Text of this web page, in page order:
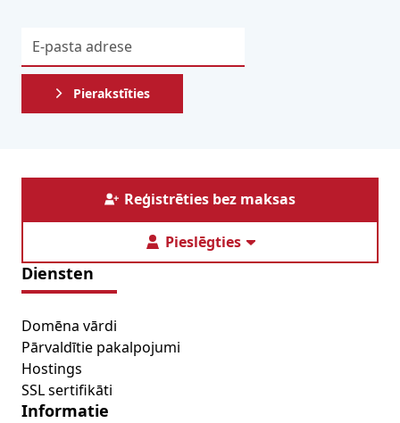
Pierakstīties
Reģistrēties bez maksas
Pieslēgties
Diensten
Domēna vārdi
Pārvaldītie pakalpojumi
Hostings
SSL sertifikāti
Informatie